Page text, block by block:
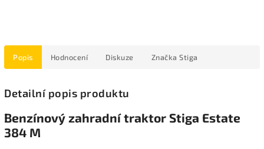
Popis Hodnocení Diskuze Značka Stiga
Detailní popis produktu
Benzínový zahradní traktor Stiga Estate
384 M